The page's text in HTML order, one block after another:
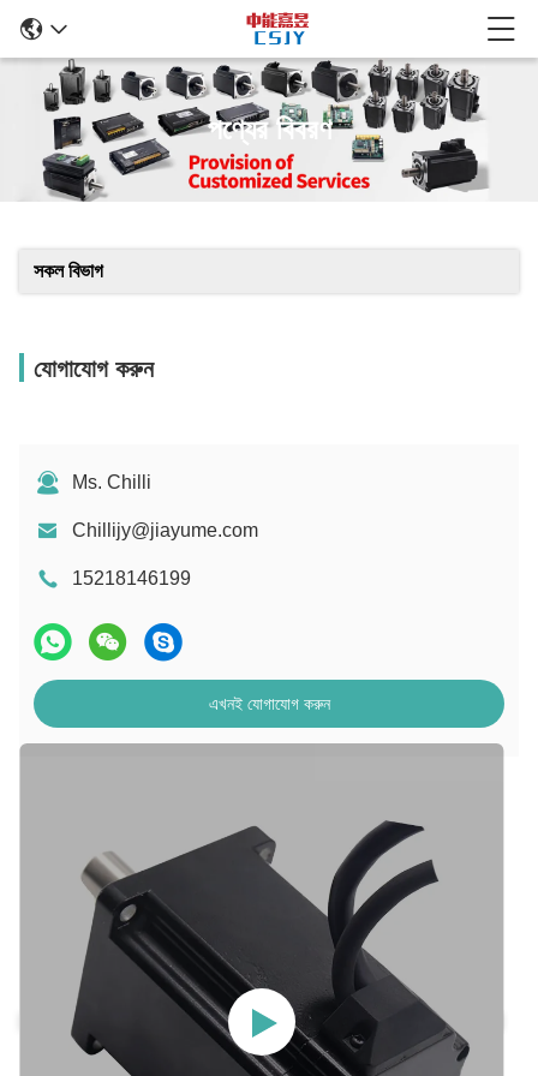
পণ্যের বিবরণ
সকল বিভাগ
যোগাযোগ করুন
Ms. Chilli
Chillijy@jiayume.com
15218146199
এখনই যোগাযোগ করুন